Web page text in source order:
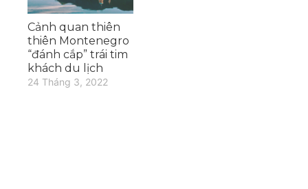
Cảnh quan thiên
thiên Montenegro
“đánh cắp” trái tim
khách du lịch
24 Tháng 3, 2022